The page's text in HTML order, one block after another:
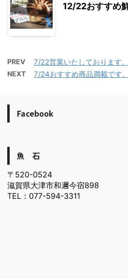
12/22おすすめ
PREV 7/22営業いたしております。
NEXT 7/24おすすめ商品満載です
Facebook
魚 石
〒520-0524
滋賀県大津市和邇今宿898
TEL：077-594-3311